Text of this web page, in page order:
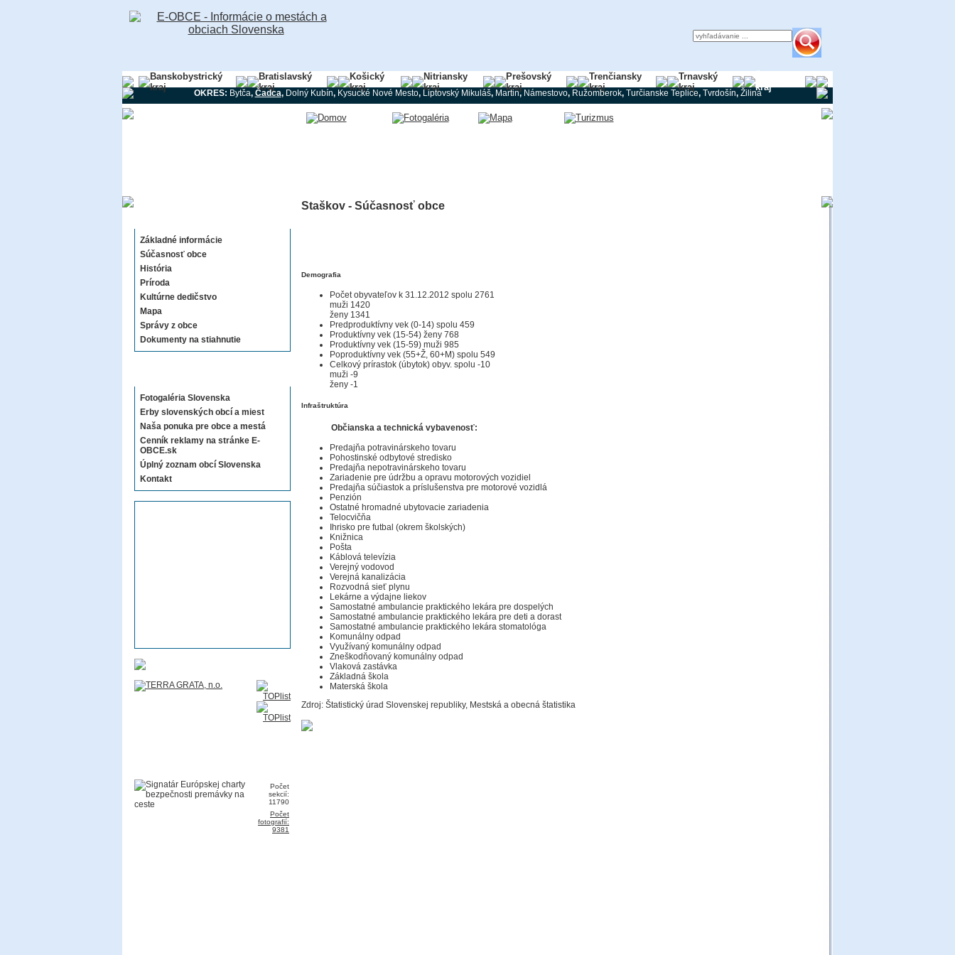
Banskobystrický
kraj
Bratislavský
kraj
Košický
kraj
Nitriansky
kraj
Prešovský
kraj
Trenčiansky
kraj
Trnavský
kraj
kraj
OKRES: Bytča, Čadca, Dolný Kubín, Kysucké Nové Mesto, Liptovský Mikuláš, Martin, Námestovo, Ružomberok, Turčianske Teplice, Tvrdošín, Žilina
Základné informácie
Súčasnosť obce
História
Príroda
Kultúrne dedičstvo
Mapa
Správy z obce
Dokumenty na stiahnutie
Fotogaléria Slovenska
Erby slovenských obcí a miest
Naša ponuka pre obce a mestá
Cenník reklamy na stránke E-
OBCE.sk
Úplný zoznam obcí Slovenska
Kontakt
Počet
sekcií:
11790
Počet
fotografií:
9381
Staškov - Súčasnosť obce
Demografia
Počet obyvateľov k 31.12.2012 spolu 2761
muži 1420
ženy 1341
Predproduktívny vek (0-14) spolu 459
Produktívny vek (15-54) ženy 768
Produktívny vek (15-59) muži 985
Poproduktívny vek (55+Ž, 60+M) spolu 549
Celkový prírastok (úbytok) obyv. spolu -10
muži -9
ženy -1
Infraštruktúra
Občianska a technická vybavenosť:
Predajňa potravinárskeho tovaru
Pohostinské odbytové stredisko
Predajňa nepotravinárskeho tovaru
Zariadenie pre údržbu a opravu motorových vozidiel
Predajňa súčiastok a príslušenstva pre motorové vozidlá
Penzión
Ostatné hromadné ubytovacie zariadenia
Telocvičňa
Ihrisko pre futbal (okrem školských)
Knižnica
Pošta
Káblová televízia
Verejný vodovod
Verejná kanalizácia
Rozvodná sieť plynu
Lekárne a výdajne liekov
Samostatné ambulancie praktického lekára pre dospelých
Samostatné ambulancie praktického lekára pre deti a dorast
Samostatné ambulancie praktického lekára stomatológa
Komunálny odpad
Využívaný komunálny odpad
Zneškodňovaný komunálny odpad
Vlaková zastávka
Základná škola
Materská škola
Zdroj: Štatistický úrad Slovenskej republiky, Mestská a obecná štatistika